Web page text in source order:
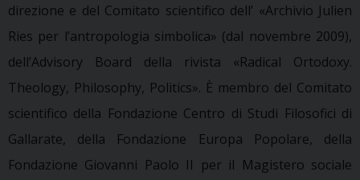
direzione e del Comitato scientifico dell’ «Archivio Julien
Ries per l’antropologia simbolica» (dal novembre 2009),
dell’Advisory Board della rivista «Radical Ortodoxy.
Theology, Philosophy, Politics». È membro del Comitato
scientifico della Fondazione Centro di Studi Filosofici di
Gallarate, della Fondazione Europa Popolare, della
Fondazione Giovanni Paolo II per il Magistero sociale